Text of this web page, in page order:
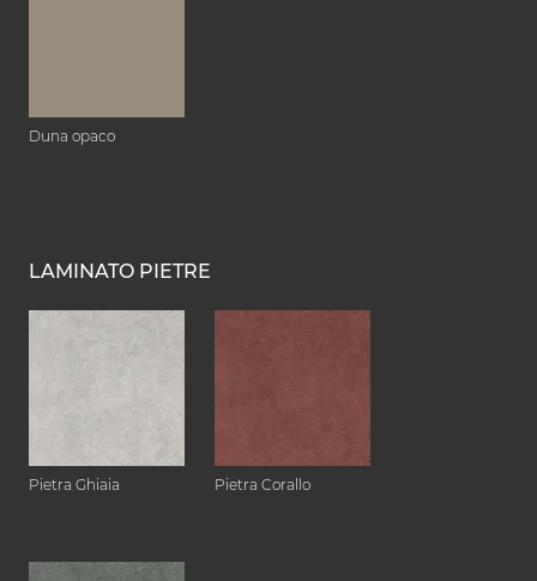
Duna opaco
LAMINATO PIETRE
Pietra Ghiaia Pietra Corallo